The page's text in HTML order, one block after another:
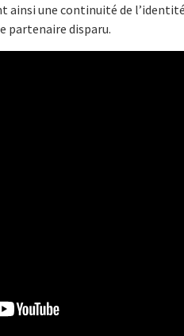
ainsi une continuité de
partenaire disparu.